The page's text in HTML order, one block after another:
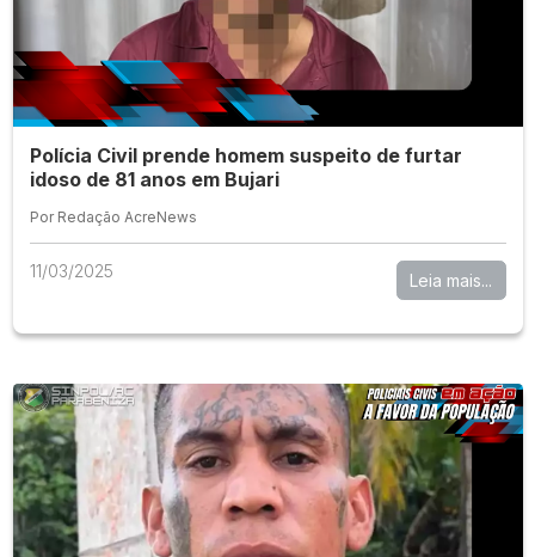
Polícia Civil prende homem suspeito de furtar
idoso de 81 anos em Bujari
Por Redação AcreNews
11/03/2025 Leia mais...